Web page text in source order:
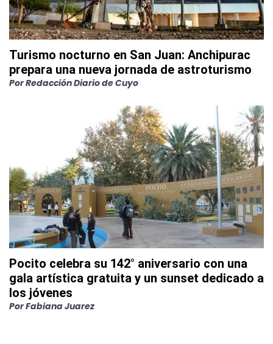
Turismo nocturno en San Juan: Anchipurac
prepara una nueva jornada de astroturismo
PorRedacción Diario de Cuyo
Pocito celebra su 142° aniversario con una
gala artística gratuita y un sunset dedicado a
los jóvenes
PorFabiana Juarez